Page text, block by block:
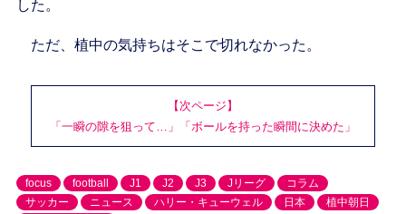
した。
ただ、植中の気持ちはそこで切れなかった。
【次ページ】
「一瞬の隙を狙って…」「ボールを持った瞬間に決めた」
focus football J1 J2 J3 Jリーグ
コラム
サッカー
ニュース ハリー・キューウェル 日本
植中朝日